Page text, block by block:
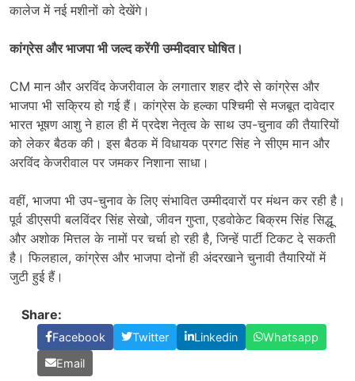
कालेज में नई मशीनों को देखेंगे।
कांग्रेस और भाजपा भी जल्द करेंगी उम्मीदवार घोषित।
CM मान और अरविंद केजरीवाल के लगातार शहर दौरे से कांग्रेस और
भाजपा भी सक्रिय हो गई हैं। कांग्रेस के हल्का पश्चिमी से मजबूत दावेदार
भारत भूषण आशु ने हाल ही में प्रदेश नेतृत्व के साथ उप-चुनाव की तैयारियों
को लेकर बैठक की। इस बैठक में विधायक प्रगट सिंह ने सीएम मान और
अरविंद केजरीवाल पर जमकर निशाना साधा।
वहीं, भाजपा भी उप-चुनाव के लिए संभावित उम्मीदवारों पर मंथन कर रही है।
पूर्व डीएसपी बलविंदर सिंह सेखो, जीवन गुप्ता, एडवोकेट बिक्रम सिंह सिद्धू
और अशोक मित्तल के नामों पर चर्चा हो रही है, जिन्हें पार्टी टिकट दे सकती
है। फिलहाल, कांग्रेस और भाजपा दोनों ही अंदरखाने चुनावी तैयारियों में
जुटी हुई हैं।
Share:
Facebook Twitter Linkedin
Whatsapp
Email